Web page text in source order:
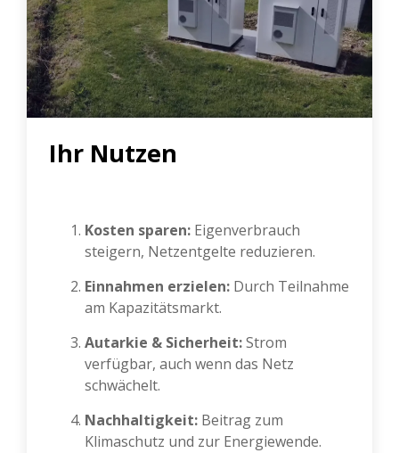
Ihr Nutzen
Kosten sparen: Eigenverbrauch
steigern, Netzentgelte reduzieren.
Einnahmen erzielen: Durch Teilnahme
am Kapazitätsmarkt.
Autarkie & Sicherheit:Strom
verfügbar, auch wenn das Netz
schwächelt.
Nachhaltigkeit: Beitrag zum
Klimaschutz und zur Energiewende.